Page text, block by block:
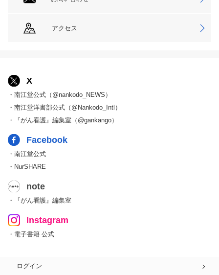
アクセス
X
・南江堂公式（@nankodo_NEWS）
・南江堂洋書部公式（@Nankodo_Intl）
・『がん看護』編集室（@gankango）
Facebook
・南江堂公式
・NurSHARE
note
・『がん看護』編集室
Instagram
・電子書籍 公式
ログイン